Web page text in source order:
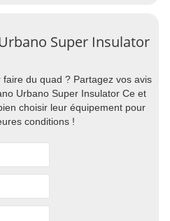
Super Insulator
du quad ? Partagez vos avis
Urbano Super Insulator Ce et
choisir leur équipement pour
conditions !